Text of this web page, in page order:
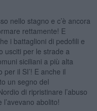
nello stagno e c’è ancora
rettamente! E
i battaglioni di pedofili e
usciti per le strade a
siciliani a più alta
per il SI’! E anche il
un segno del
di ripristinare l’abuso
abolito!